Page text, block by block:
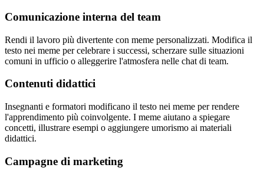
Comunicazione interna del team
Rendi il lavoro più divertente con meme personalizzati. Modifica il
testo nei meme per celebrare i successi, scherzare sulle situazioni
comuni in ufficio o alleggerire l'atmosfera nelle chat di team.
Contenuti didattici
Insegnanti e formatori modificano il testo nei meme per rendere
l'apprendimento più coinvolgente. I meme aiutano a spiegare
concetti, illustrare esempi o aggiungere umorismo ai materiali
didattici.
Campagne di marketing